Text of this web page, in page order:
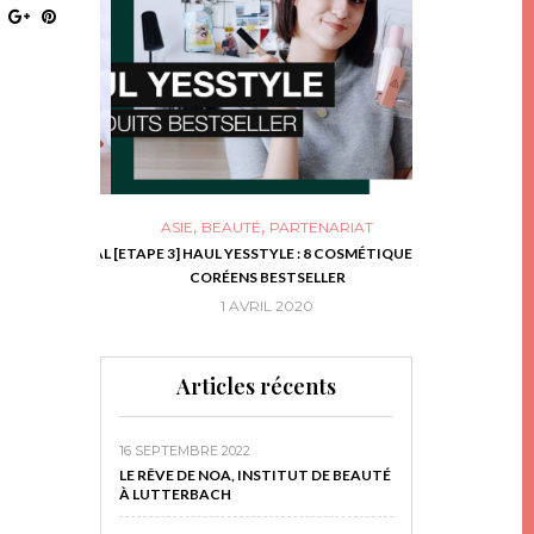
ASIE,BEAUTÉ,PARTENARIAT
[ETAPE 3] HAUL YESSTYLE : 8 COSMÉTIQUES
CORÉENS BESTSELLER
1 AVRIL 2020
Articles récents
16 SEPTEMBRE 2022
LE RÊVE DE NOA, INSTITUT DE BEAUTÉ
À LUTTERBACH